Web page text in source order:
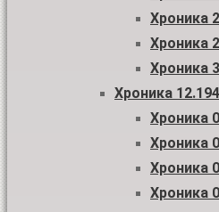
Хроника
Хроника
Хроника
Хроника
Хроника
Хроника
Хроника
Хроника